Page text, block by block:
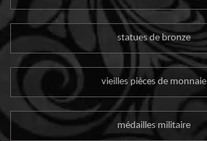
statues de bronze
vieilles pièces de monnaie
médailles militaire